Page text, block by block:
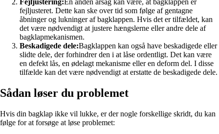
fejljusteret. Dette kan ske over tid som følge af gentagne
åbninger og lukninger af bagklappen. Hvis det er tilfældet, kan
det være nødvendigt at justere hængslerne eller andre dele af
bagklapmekanismen.
Beskadigede dele:Bagklappen kan også have beskadigede eller
slidte dele, der forhindrer den i at låse ordentligt. Det kan være
en defekt lås, en ødelagt mekanisme eller en deform del. I disse
tilfælde kan det være nødvendigt at erstatte de beskadigede dele.
Sådan løser du problemet
Hvis din bagklap ikke vil lukke, er der nogle forskellige skridt, du kan
følge for at forsøge at løse problemet: